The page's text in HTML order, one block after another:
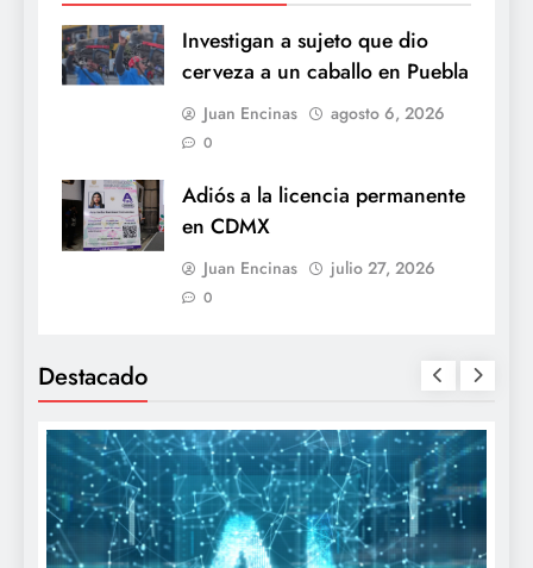
Investigan a sujeto que dio
cerveza a un caballo en Puebla
Juan Encinas agosto 6, 2026
0
Adiós a la licencia permanente
en CDMX
Juan Encinas julio 27, 2026
0
Destacado